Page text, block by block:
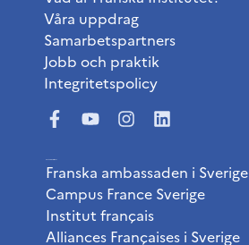
Våra uppdrag
Samarbetspartners
Jobb och praktik
Integritetspolicy
Franska ambassaden i Sverige
Campus France Sverige
Institut français
Alliances Françaises i Sverige